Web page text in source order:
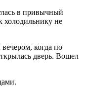
в привычный
холодильнику не
когда по
дверь. Вошел